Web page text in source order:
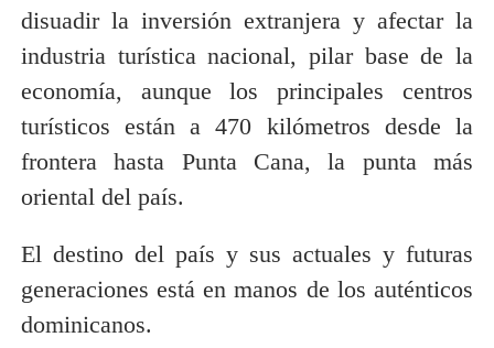
disuadir la inversión extranjera y afectar la
industria turística nacional, pilar base de la
economía, aunque los principales centros
turísticos están a 470 kilómetros desde la
frontera hasta Punta Cana, la punta más
oriental del país.
El destino del país y sus actuales y futuras
generaciones está en manos de los auténticos
dominicanos.